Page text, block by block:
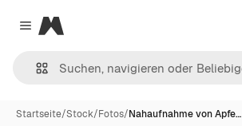
Close menu
Magnific
Startseite/Stock/Fotos/Nahaufnahme von Apfe…